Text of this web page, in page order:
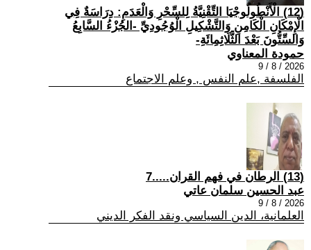
(12) الْأَنْطُولُوجْيَا التِّقْنِيَّةُ لِلسِّحْرِ وَالْعَدَمِ: دِرَاسَةٌ فِي
الْإِمْكَانِ الْكَامِنِ وَالتَّشْكِيلِ الْوُجُودِيِّ -الجُزْءُ السَّابِعُ
وَالسِّتُّونَ بَعْدَ الثَّلَاثِمِائَةِ-
حمودة المعناوي
2026 / 8 / 9
الفلسفة ,علم النفس , وعلم الاجتماع
(13) الرطان في فهم القران.....7
عبد الحسين سلمان عاتي
2026 / 8 / 9
العلمانية، الدين السياسي ونقد الفكر الديني